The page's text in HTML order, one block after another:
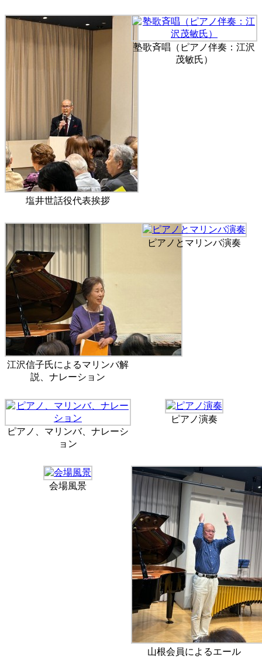
塩井世話役代表挨拶
塾歌斉唱（ピアノ伴奏：江沢
茂敏氏）
江沢信子氏によるマリンバ解
説、ナレーション
ピアノとマリンバ演奏
ピアノ、マリンバ、ナレーシ
ョン
ピアノ演奏
会場風景
山根会員によるエール